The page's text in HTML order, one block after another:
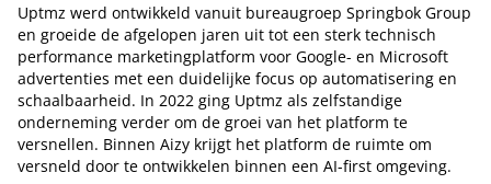
Uptmz werd ontwikkeld vanuit bureaugroep Springbok Group
en groeide de afgelopen jaren uit tot een sterk technisch
performance marketingplatform voor Google- en Microsoft
advertenties met een duidelijke focus op automatisering en
schaalbaarheid. In 2022 ging Uptmz als zelfstandige
onderneming verder om de groei van het platform te
versnellen. Binnen Aizy krijgt het platform de ruimte om
versneld door te ontwikkelen binnen een AI-first omgeving.